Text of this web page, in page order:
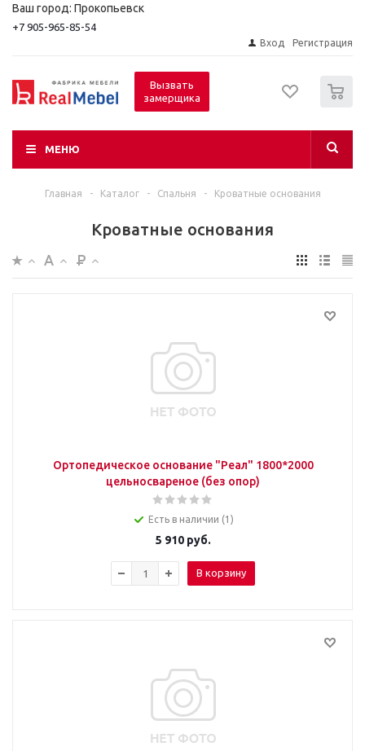
Ваш город: Прокопьевск
+7 905-965-85-54
Вход Регистрация
Вызвать
замерщика
МЕНЮ
Главная - Каталог - Спальня - Кроватные основания
Кроватные основания
Ортопедическое основание "Реал" 1800*2000
цельносвареное (без опор)
Есть в наличии (1)
5 910руб.
В корзину